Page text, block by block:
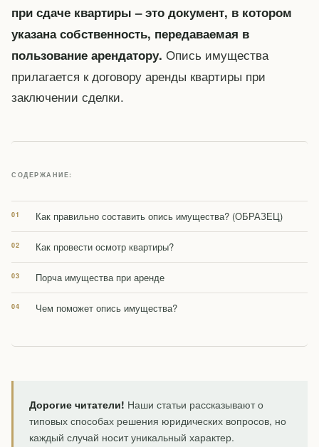
при сдаче квартиры – это документ, в котором
указана собственность, передаваемая в
пользование арендатору. Опись имущества
прилагается к договору аренды квартиры при
заключении сделки.
СОДЕРЖАНИЕ:
Как правильно составить опись имущества? (ОБРАЗЕЦ)
Как провести осмотр квартиры?
Порча имущества при аренде
Чем поможет опись имущества?
Дорогие читатели! Наши статьи рассказывают о
типовых способах решения юридических вопросов, но
каждый случай носит уникальный характер.